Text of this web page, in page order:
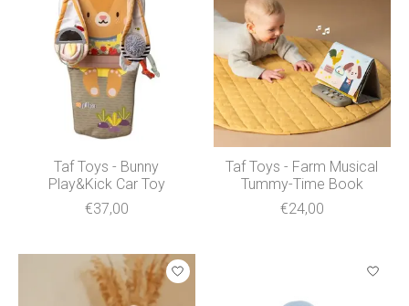
Taf Toys - Bunny
Play&Kick Car Toy
€37,00
Taf Toys - Farm Musical
Tummy-Time Book
€24,00